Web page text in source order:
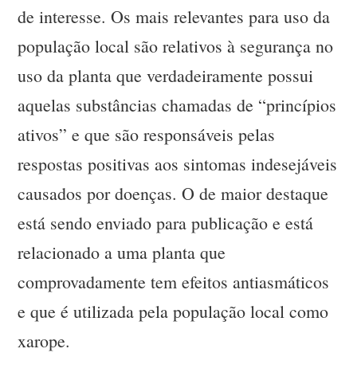
de interesse. Os mais relevantes para uso da
população local são relativos à segurança no
uso da planta que verdadeiramente possui
aquelas substâncias chamadas de “princípios
ativos” e que são responsáveis pelas
respostas positivas aos sintomas indesejáveis
causados por doenças. O de maior destaque
está sendo enviado para publicação e está
relacionado a uma planta que
comprovadamente tem efeitos antiasmáticos
e que é utilizada pela população local como
xarope.